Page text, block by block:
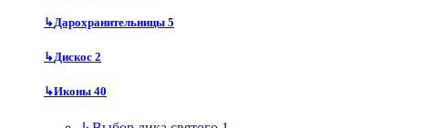
↳Дарохранительницы 5
↳Дискос 2
↳Иконы 40